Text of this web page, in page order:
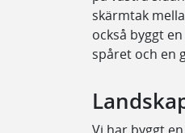
skärmtak
också byggt
spåret och en
Vi har byggt